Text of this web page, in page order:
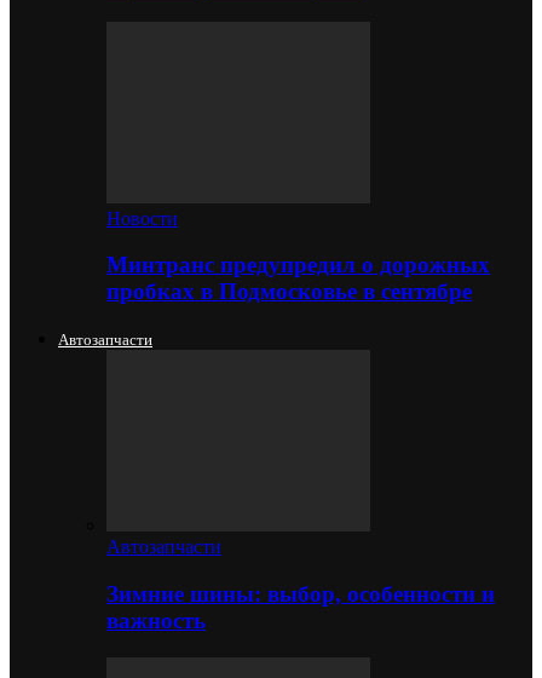
Новости
Минтранс предупредил о дорожных
пробках в Подмосковье в сентябре
Автозапчасти
Автозапчасти
Зимние шины: выбор, особенности и
важность